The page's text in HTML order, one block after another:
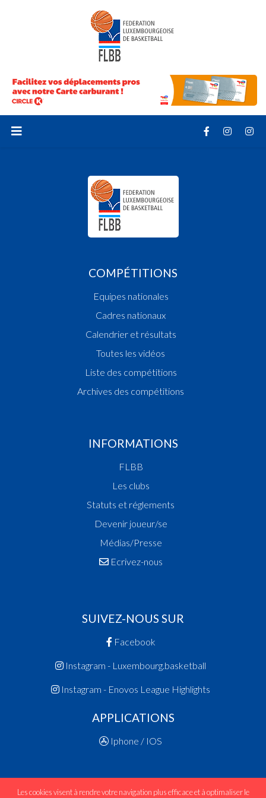
COMPÉTITIONS
Equipes nationales
Cadres nationaux
Calendrier et résultats
Toutes les vidéos
Liste des compétitions
Archives des compétitions
INFORMATIONS
FLBB
Les clubs
Statuts et réglements
Devenir joueur/se
Médias/Presse
Ecrivez-nous
SUIVEZ-NOUS SUR
Facebook
Instagram - Luxembourg.basketball
Instagram - Enovos League Highlights
APPLICATIONS
Iphone / IOS
Les cookies visent à rendre votre navigation plus efficace et à optimaliser le